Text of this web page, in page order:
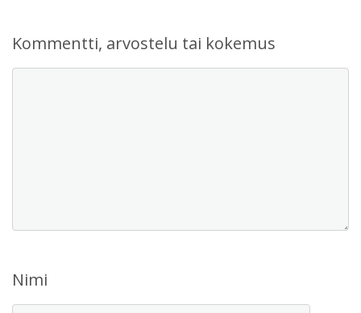
Kommentti, arvostelu tai kokemus
Nimi